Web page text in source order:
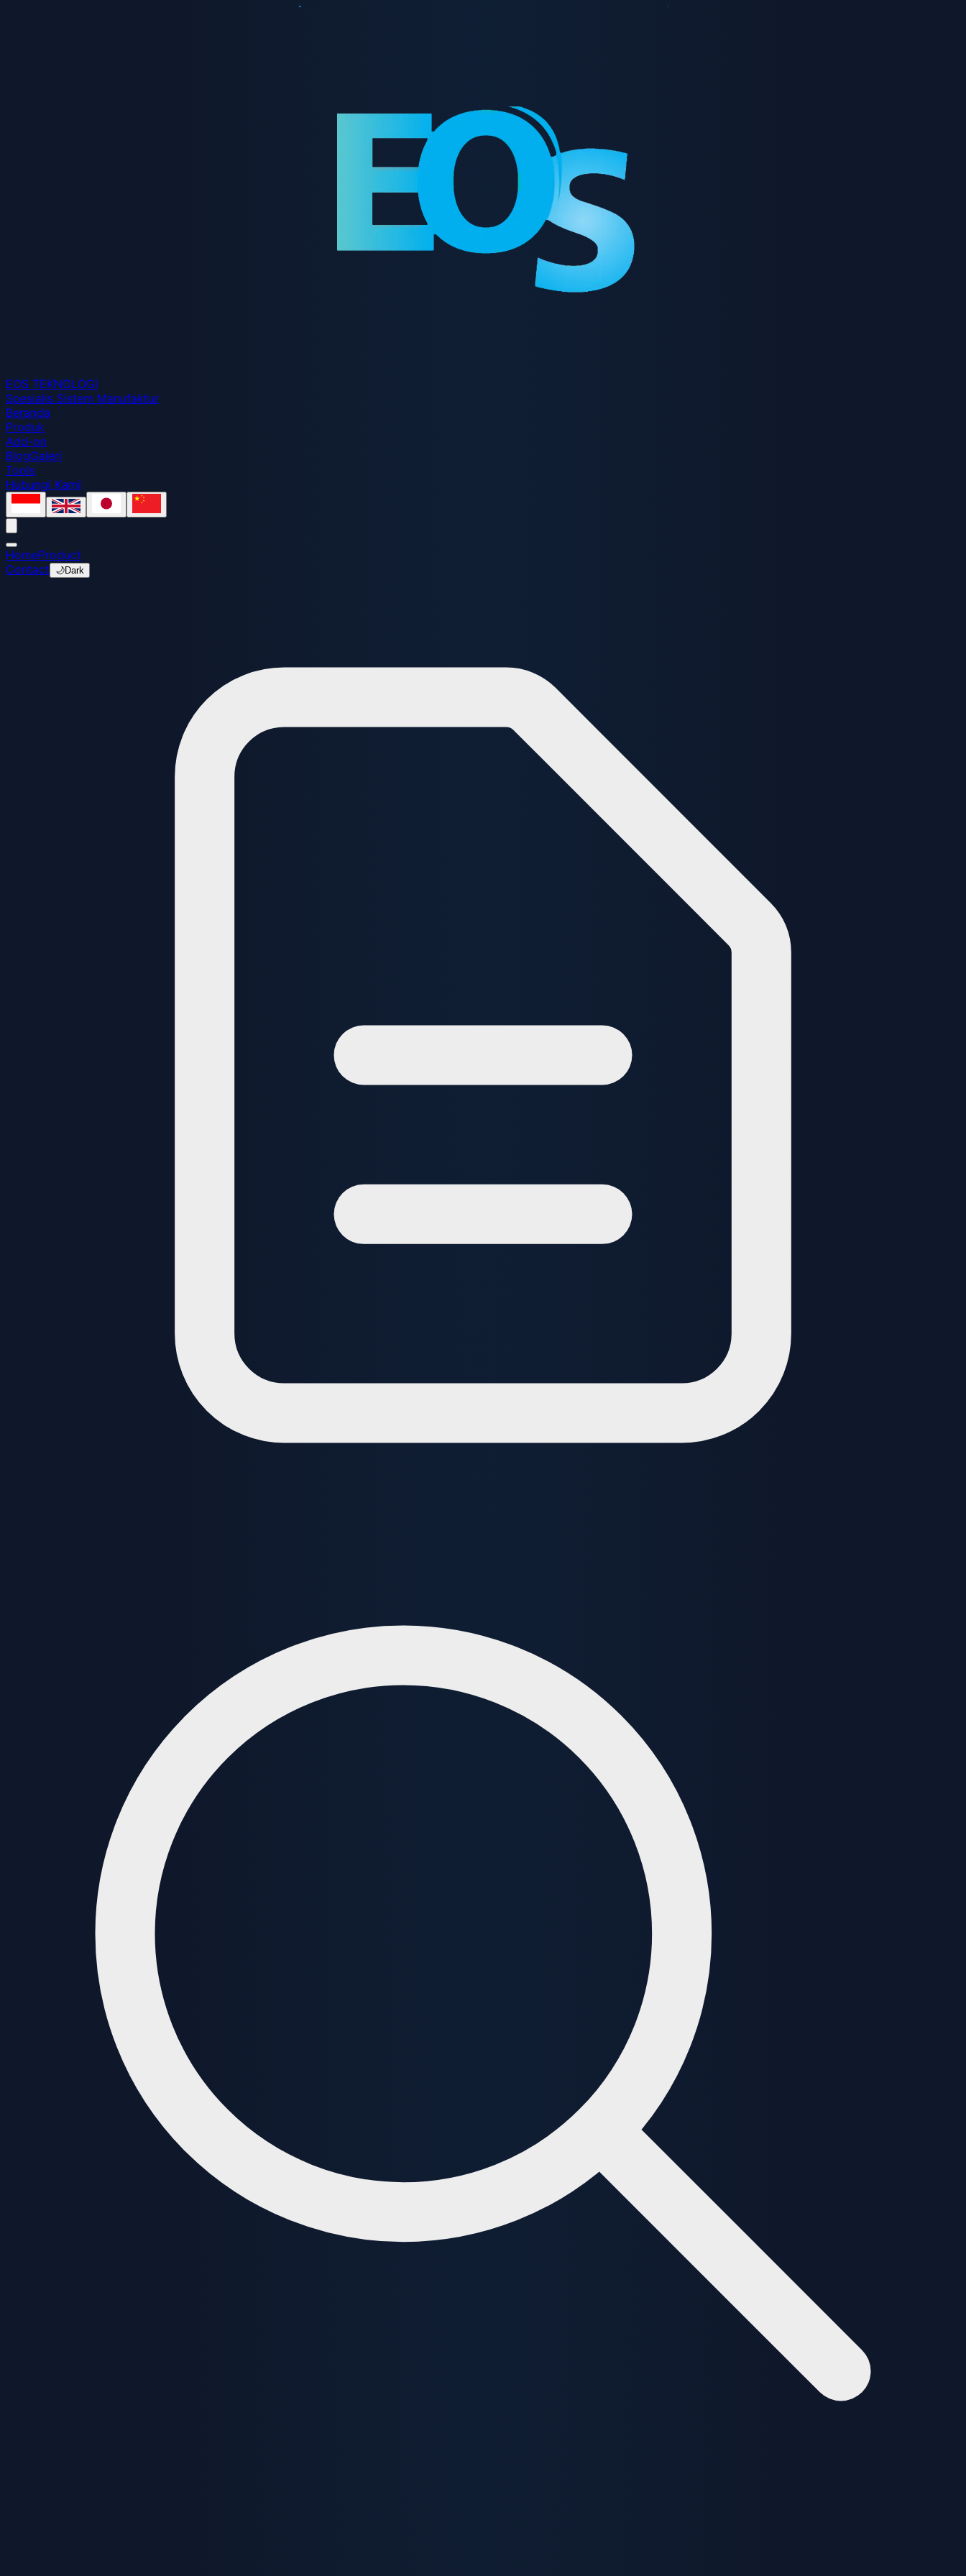
EOS TEKNOLOGI
Spesialis Sistem Manufaktur
Beranda
Produk
Add-on
BlogGaleri
Tools
Hubungi Kami
HomeProduct
Contact
🌙Dark